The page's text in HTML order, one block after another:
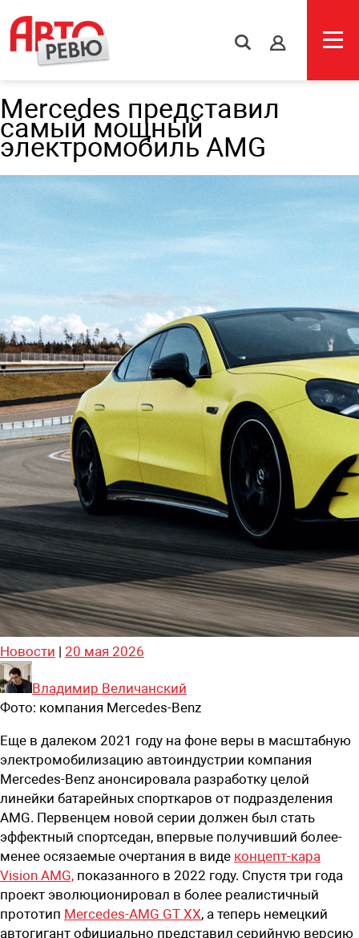
s
Mercedes представил
самый мощный
электромобиль AMG
Новости | 20 мая 2026
Владимир Величанский
Фото: компания Mercedes-Benz
Еще в далеком 2021 году на фоне веры в масштабную
электромобилизацию автоиндустрии компания
Mercedes-Benz анонсировала разработку целой
линейки батарейных спорткаров от подразделения
AMG. Первенцем новой серии должен был стать
эффектный спортседан, впервые получивший более-
менее осязаемые очертания в виде концепт-кара
Vision AMG, показанного в 2022 году. Спустя три года
проект эволюционировал в более реалистичный
прототип Mercedes-AMG GT XX, а теперь немецкий
автогигант официально представил серийную версию